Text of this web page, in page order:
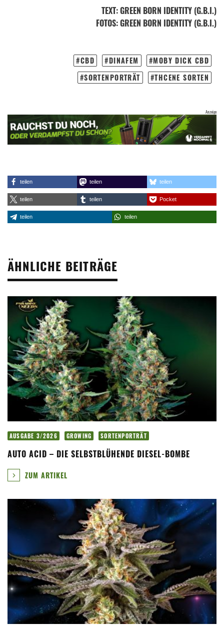
TEXT:GREEN BORN IDENTITY (G.B.I.)
FOTOS: GREEN BORN IDENTITY (G.B.I.)
CBD DINAFEM
MOBY DICK CBD
SORTENPORTRÄT
THCENE SORTEN
teilen teilen teilen
teilen teilen Pocket
teilen teilen
ÄHNLICHE BEITRÄGE
AUSGABE 3/2026 GROWING SORTENPORTRÄT
AUTO ACID – DIE SELBSTBLÜHENDE DIESEL-BOMBE
ZUM ARTIKEL